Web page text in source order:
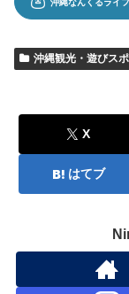
沖縄観光・遊びス
X
はてブ